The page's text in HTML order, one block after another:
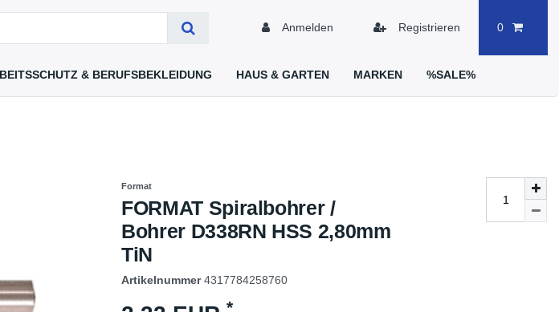
Anmelden Registrieren 0
& BERUFSBEKLEIDUNG HAUS & GARTEN MARKEN %SALE%
Format
FORMAT Spiralbohrer /
Bohrer D338RN HSS 2,80mm
TiN
Artikelnummer4317784258760
*